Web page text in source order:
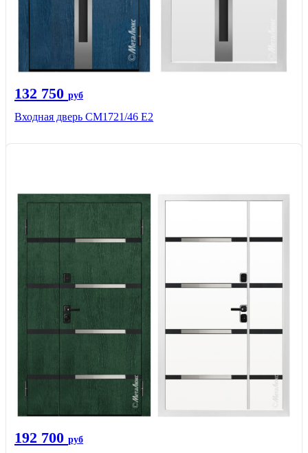
132 750 руб
Входная дверь СМ1721/46 Е2
192 700 руб